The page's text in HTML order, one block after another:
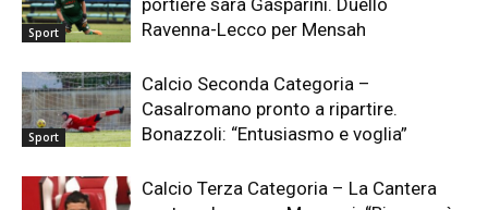
Sport
portiere sarà Gasparini. Duello
Ravenna-Lecco per Mensah
Sport
Calcio Seconda Categoria –
Casalromano pronto a ripartire.
Bonazzoli: “Entusiasmo e voglia”
Calcio Terza Categoria – La Cantera